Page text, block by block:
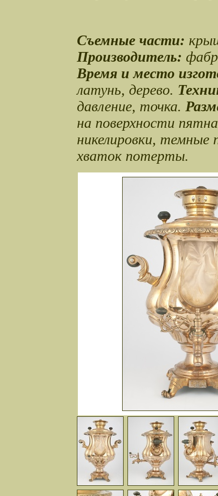
Съемные части:
Производитель:
Время и место
латунь, дерево.
давление, точка.
на поверхности
никелировки, темные
хваток потерты.